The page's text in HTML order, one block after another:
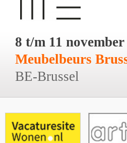
8 t/m 11 november
Meubelbeurs
BE-Brussel